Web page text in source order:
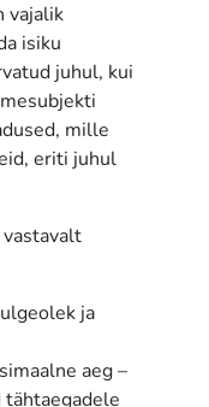
vajalik
isiku
juhul, kui
mille
eriti juhul
ja
aeg –